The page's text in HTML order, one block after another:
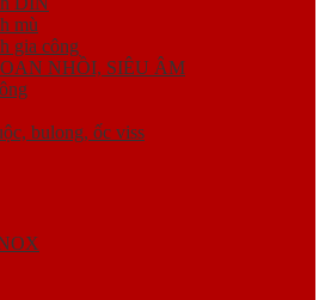
mù
gia công
NHỒI, SIÊU ÂM
bulong, ốc viss